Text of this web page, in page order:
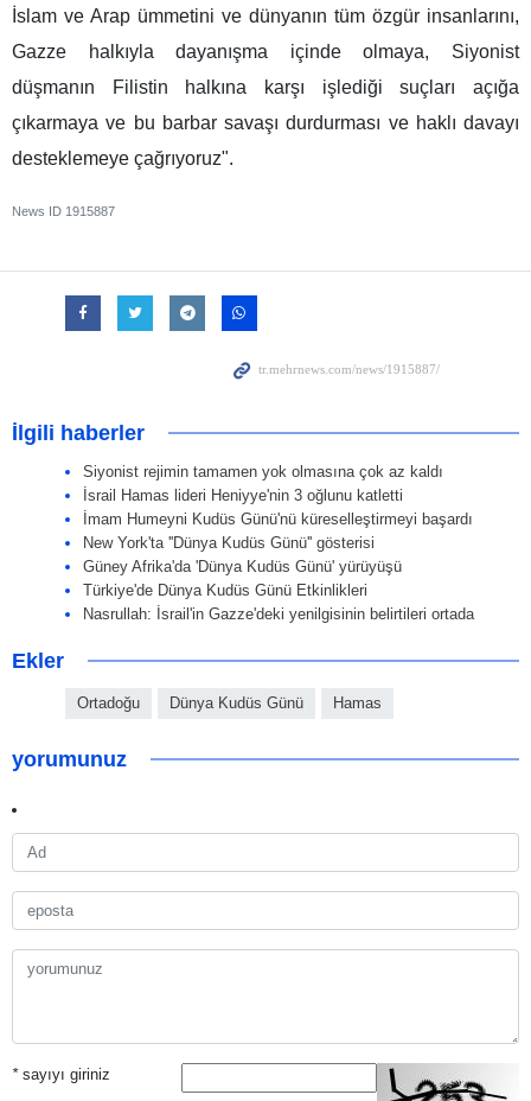
İslam ve Arap ümmetini ve dünyanın tüm özgür insanlarını,
Gazze halkıyla dayanışma içinde olmaya, Siyonist
düşmanın Filistin halkına karşı işlediği suçları açığa
çıkarmaya ve bu barbar savaşı durdurması ve haklı davayı
desteklemeye çağrıyoruz".
News ID 1915887
İlgili haberler
Siyonist rejimin tamamen yok olmasına çok az kaldı
İsrail Hamas lideri Heniyye'nin 3 oğlunu katletti
İmam Humeyni Kudüs Günü'nü küreselleştirmeyi başardı
New York'ta ''Dünya Kudüs Günü'' gösterisi
Güney Afrika'da 'Dünya Kudüs Günü' yürüyüşü
Türkiye'de Dünya Kudüs Günü Etkinlikleri
Nasrullah: İsrail'in Gazze'deki yenilgisinin belirtileri ortada
Ekler
Ortadoğu Dünya Kudüs Günü Hamas
yorumunuz
*sayıyı giriniz